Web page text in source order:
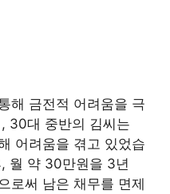
해 금전적 어려움을 극
30대 중반의 김씨는
어려움을 겪고 있었습
월 약 30만원을 3년
로써 남은 채무를 면제